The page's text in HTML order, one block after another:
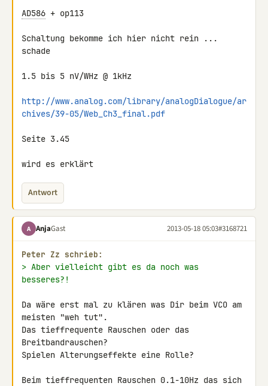
AD586 + op113
Schaltung bekomme ich hier nicht rein ...
schade
1.5 bis 5 nV/WHz @ 1kHz
http://www.analog.com/library/analogDialogue/ar
chives/39-05/Web_Ch3_final.pdf
Seite 3.45
wird es erklärt
Antwort
A AnjaGast 2013-05-18 05:03#3168721
Peter Zz schrieb:
> Aber vielleicht gibt es da noch was
besseres?!
Da wäre erst mal zu klären was Dir beim VCO am
meisten "weh tut".
Das tieffrequente Rauschen oder das
Breitbandrauschen?
Spielen Alterungseffekte eine Rolle?
Beim tieffrequenten Rauschen 0.1-10Hz das sich